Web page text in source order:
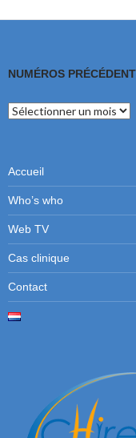
NUMÉROS
Numéros
précédents
Accueil
Who’s who
Web TV
Cas clinique
Contact